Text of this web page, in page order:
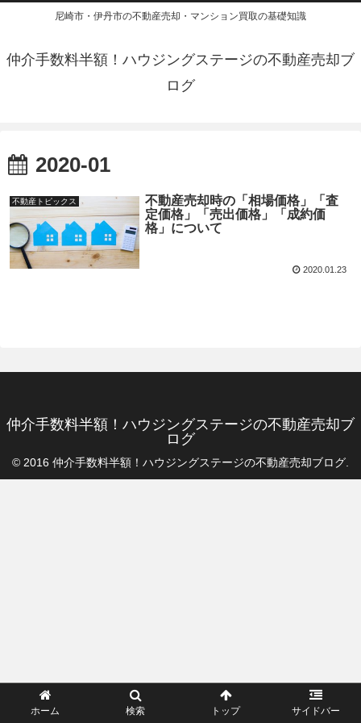
尼崎市・伊丹市の不動産売却・マンション買取の基礎知識
仲介手数料半額！ハウジングステージの不動産売却ブ
ログ
2020-01
不動産トピックス
不動産売却時の「相場価格」「査
定価格」「売出価格」「成約価
格」について
2020.01.23
仲介手数料半額！ハウジングステージの不動産売却ブ
ログ
© 2016 仲介手数料半額！ハウジングステージの不動産売却ブログ.
ホーム 検索 トップ サイドバー